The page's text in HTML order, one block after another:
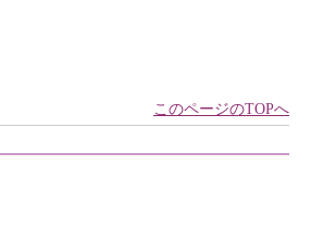
このページのTOPへ